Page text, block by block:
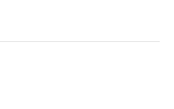
者に各5万円支給／アル
った分で法令を上回る日
者に各5万円支給
った分で法令を上回る日